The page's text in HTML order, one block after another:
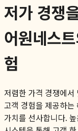
저가 경쟁
어원네스
험
저렴한 가격 경쟁에
고객 경험을 제공하는
가치를 선사합니다.